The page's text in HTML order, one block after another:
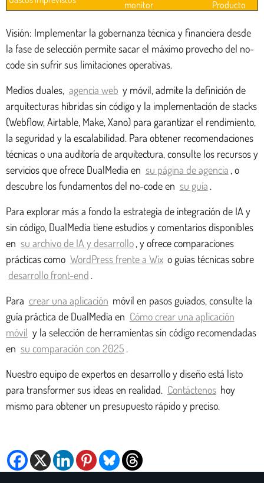
monitor
Producto
Visión: Implementar la gobernanza técnica y financiera desde
la fase de selección permite sacar el máximo provecho del no-
code sin sufrir sus limitaciones operativas.
Medios duales, agencia web y móvil, admite la definición de
arquitecturas híbridas sin código y la implementación de stacks
(Webflow, Airtable, Make, Xano) para garantizar el rendimiento,
la seguridad y la escalabilidad. Para obtener recomendaciones
técnicas o una auditoría de arquitectura, consulte los recursos y
servicios que ofrece DualMedia en su página de agencia , o
descubre los fundamentos del no-code en su guía .
Para explorar más a fondo la estrategia de integración de IA y
sin código, DualMedia tiene estudios y comentarios disponibles
en su archivo de IA y desarrollo , y ofrece comparaciones
prácticas como WordPress frente a Wix o guías técnicas sobre
desarrollo front-end .
Para crear una aplicación móvil en pasos guiados, consulte la
guía práctica de DualMedia en Cómo crear una aplicación
móvil y la selección de herramientas sin código recomendadas
en su comparación con 2025 .
Nuestro equipo de expertos en desarrollo y diseño está listo
para transformer sus ideas en realidad. Contáctenos hoy
mismo para obtener un presupuesto rápido y preciso.